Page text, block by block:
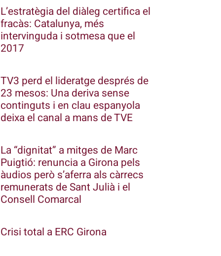
L’estratègia del diàleg certifica el
fracàs: Catalunya, més
intervinguda i sotmesa que el
2017
TV3 perd el lideratge després de
23 mesos: Una deriva sense
continguts i en clau espanyola
deixa el canal a mans de TVE
La “dignitat” a mitges de Marc
Puigtió: renuncia a Girona pels
àudios però s’aferra als càrrecs
remunerats de Sant Julià i el
Consell Comarcal
Crisi total a ERC Girona